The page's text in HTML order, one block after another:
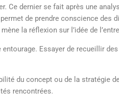
Ce dernier se fait après une
de prendre conscience des
la réflexion sur l’idée de
Essayer de recueillir
du concept ou de la stratégie
rencontrées.